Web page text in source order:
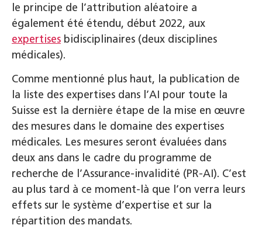
le principe de l’attribution aléatoire a
également été étendu, début 2022, aux
expertises bidisciplinaires (deux disciplines
médicales).
Comme mentionné plus haut, la publication de
la liste des expertises dans l’AI pour toute la
Suisse est la dernière étape de la mise en œuvre
des mesures dans le domaine des expertises
médicales. Les mesures seront évaluées dans
deux ans dans le cadre du programme de
recherche de l’Assurance-invalidité (PR-AI). C’est
au plus tard à ce moment-là que l’on verra leurs
effets sur le système d’expertise et sur la
répartition des mandats.